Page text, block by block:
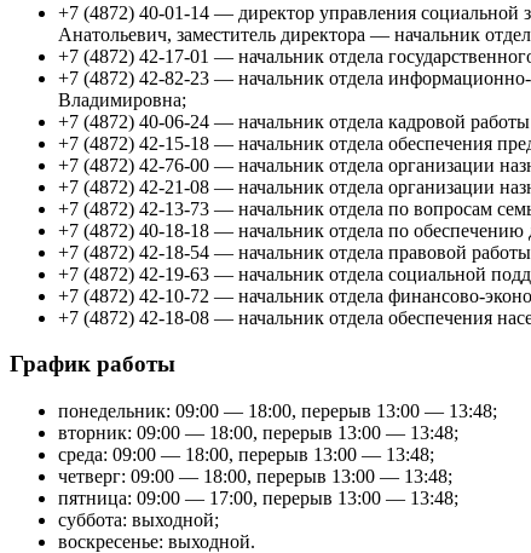
+7 (4872) 40-01-14 — директор управления социальной
Анатольевич, заместитель директора — начальник
+7 (4872) 42-17-01 — начальник отдела
+7 (4872) 42-82-23 — начальник отдела
Владимировна;
+7 (4872) 40-06-24 — начальник отдела кадровой
+7 (4872) 42-15-18 — начальник отдела обеспечения
+7 (4872) 42-76-00 — начальник отдела организации
+7 (4872) 42-21-08 — начальник отдела организации
+7 (4872) 42-13-73 — начальник отдела по вопросам
+7 (4872) 40-18-18 — начальник отдела по
+7 (4872) 42-18-54 — начальник отдела правовой
+7 (4872) 42-19-63 — начальник отдела социальной
+7 (4872) 42-10-72 — начальник отдела финансово-
+7 (4872) 42-18-08 — начальник отдела обеспечения
График работы
понедельник: 09:00 — 18:00, перерыв 13:00 — 13:48;
вторник: 09:00 — 18:00, перерыв 13:00 — 13:48;
среда: 09:00 — 18:00, перерыв 13:00 — 13:48;
четверг: 09:00 — 18:00, перерыв 13:00 — 13:48;
пятница: 09:00 — 17:00, перерыв 13:00 — 13:48;
суббота: выходной;
воскресенье: выходной.